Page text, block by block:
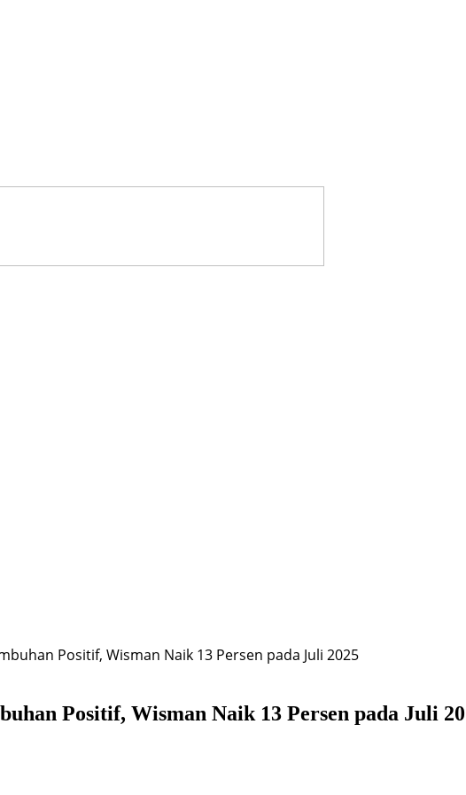
Positif, Wisman Naik 13 Persen pada Juli 2025
Positif, Wisman Naik 13 Persen pada Juli